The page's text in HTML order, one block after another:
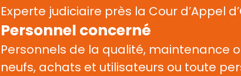
Experte judiciaire près la Cour d’Appel
Personnel concerné
Personnels de la qualité, maintenance
neufs, achats et utilisateurs ou toute